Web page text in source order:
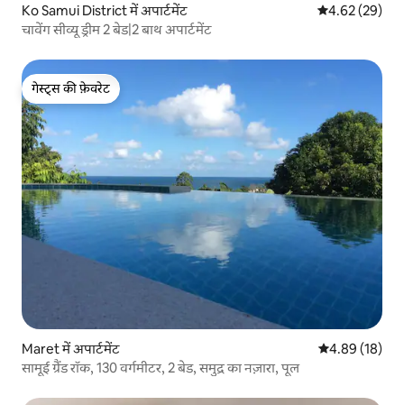
Ko Samui District में अपार्टमेंट औसत रेटिंग 5 में
4.62 (29)
चावेंग सीव्यू ड्रीम 2 बेड|2 बाथ अपार्टमेंट
गेस्ट्स की फ़ेवरेट
गेस्ट्स की फ़ेवरेट
Maret में अपार्टमेंट औसत रेटिंग 5 में
4.89 (18)
सामूई ग्रैंड रॉक, 130 वर्गमीटर, 2 बेड, समुद्र का नज़ारा, पूल